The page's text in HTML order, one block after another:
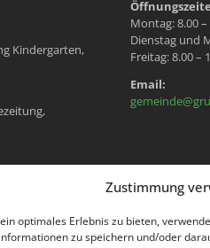
Zustimmung
optimales Erlebnis zu bieten,
zu speichern und/oder
Kindergarten,
Meldeamt,
Montag: 8.00
Dienstag und
Freitag: 8.00 –
Email: